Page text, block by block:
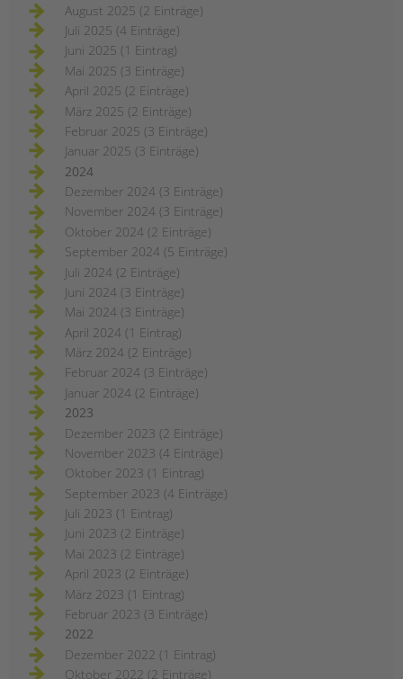
August 2025 (2 Einträge)
Juli 2025 (4 Einträge)
Juni 2025 (1 Eintrag)
Mai 2025 (3 Einträge)
April 2025 (2 Einträge)
März 2025 (2 Einträge)
Februar 2025 (3 Einträge)
Januar 2025 (3 Einträge)
2024
Dezember 2024 (3 Einträge)
November 2024 (3 Einträge)
Oktober 2024 (2 Einträge)
September 2024 (5 Einträge)
Juli 2024 (2 Einträge)
Juni 2024 (3 Einträge)
Mai 2024 (3 Einträge)
April 2024 (1 Eintrag)
März 2024 (2 Einträge)
Februar 2024 (3 Einträge)
Januar 2024 (2 Einträge)
2023
Dezember 2023 (2 Einträge)
November 2023 (4 Einträge)
Oktober 2023 (1 Eintrag)
September 2023 (4 Einträge)
Juli 2023 (1 Eintrag)
Juni 2023 (2 Einträge)
Mai 2023 (2 Einträge)
April 2023 (2 Einträge)
März 2023 (1 Eintrag)
Februar 2023 (3 Einträge)
2022
Dezember 2022 (1 Eintrag)
Oktober 2022 (2 Einträge)